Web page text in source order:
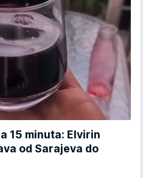
15 minuta: Elvirin
od Sarajeva do